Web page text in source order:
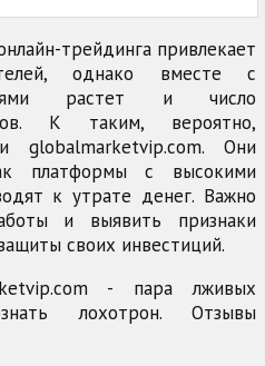
трейдинга привлекает
однако вместе с
растет и число
К таким, вероятно,
globalmarketvip.com. Они
платформы с высокими
к утрате денег. Важно
и выявить признаки
своих инвестиций.